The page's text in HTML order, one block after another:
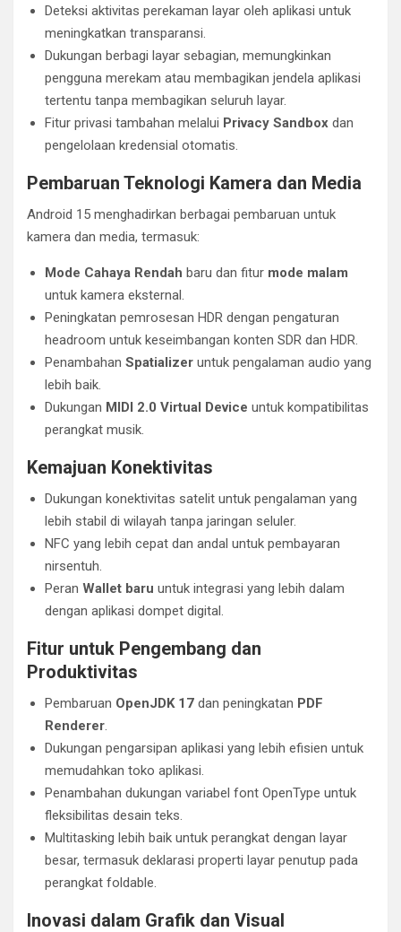
Deteksi aktivitas perekaman layar oleh aplikasi untuk
meningkatkan transparansi.
Dukungan berbagi layar sebagian, memungkinkan
pengguna merekam atau membagikan jendela aplikasi
tertentu tanpa membagikan seluruh layar.
Fitur privasi tambahan melalui Privacy Sandbox dan
pengelolaan kredensial otomatis.
Pembaruan Teknologi Kamera dan Media
Android 15 menghadirkan berbagai pembaruan untuk
kamera dan media, termasuk:
Mode Cahaya Rendah baru dan fitur mode malam
untuk kamera eksternal.
Peningkatan pemrosesan HDR dengan pengaturan
headroom untuk keseimbangan konten SDR dan HDR.
Penambahan Spatializer untuk pengalaman audio yang
lebih baik.
Dukungan MIDI 2.0 Virtual Device untuk kompatibilitas
perangkat musik.
Kemajuan Konektivitas
Dukungan konektivitas satelit untuk pengalaman yang
lebih stabil di wilayah tanpa jaringan seluler.
NFC yang lebih cepat dan andal untuk pembayaran
nirsentuh.
Peran Wallet baru untuk integrasi yang lebih dalam
dengan aplikasi dompet digital.
Fitur untuk Pengembang dan
Produktivitas
Pembaruan OpenJDK 17 dan peningkatan PDF
Renderer.
Dukungan pengarsipan aplikasi yang lebih efisien untuk
memudahkan toko aplikasi.
Penambahan dukungan variabel font OpenType untuk
fleksibilitas desain teks.
Multitasking lebih baik untuk perangkat dengan layar
besar, termasuk deklarasi properti layar penutup pada
perangkat foldable.
Inovasi dalam Grafik dan Visual